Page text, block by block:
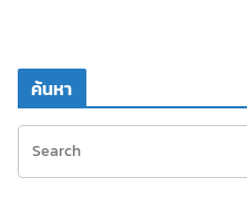
ค้นหา